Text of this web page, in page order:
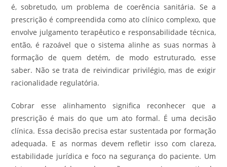
é, sobretudo, um problema de coerência sanitária. Se a
prescrição é compreendida como ato clínico complexo, que
envolve julgamento terapêutico e responsabilidade técnica,
então, é razoável que o sistema alinhe as suas normas à
formação de quem detém, de modo estruturado, esse
saber. Não se trata de reivindicar privilégio, mas de exigir
racionalidade regulatória.
Cobrar esse alinhamento significa reconhecer que a
prescrição é mais do que um ato formal. É uma decisão
clínica. Essa decisão precisa estar sustentada por formação
adequada. E as normas devem refletir isso com clareza,
estabilidade jurídica e foco na segurança do paciente. Um